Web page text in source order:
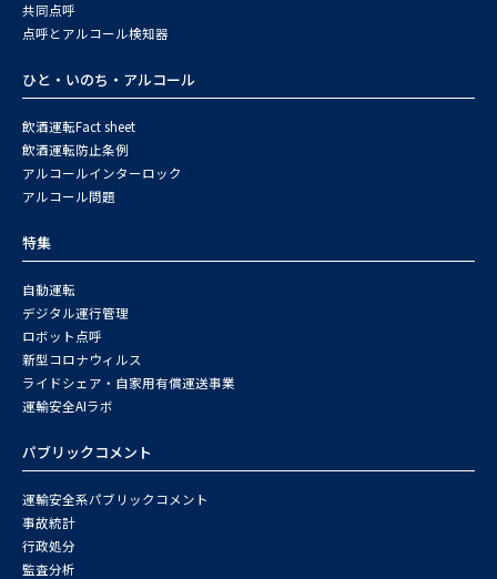
共同点呼
点呼とアルコール検知器
ひと・いのち・アルコール
飲酒運転Fact sheet
飲酒運転防止条例
アルコールインターロック
アルコール問題
特集
自動運転
デジタル運行管理
ロボット点呼
新型コロナウィルス
ライドシェア・自家用有償運送事業
運輸安全AIラボ
パブリックコメント
運輸安全系パブリックコメント
事故統計
行政処分
監査分析